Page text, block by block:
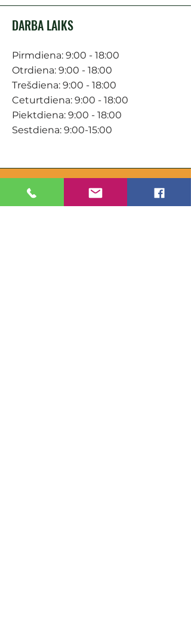
DARBA LAIKS
Pirmdiena: 9:00 - 18:00
Otrdiena: 9:00 - 18:00
Trešdiena: 9:00 - 18:00
Ceturtdiena: 9:00 - 18:00
Piektdiena: 9:00 - 18:00
Sestdiena: 9:00-15:00
KONTAKTI